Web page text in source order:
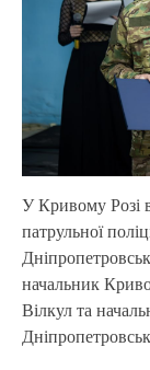
У Кривому Розі
патрульної
начальник
Вілкул та